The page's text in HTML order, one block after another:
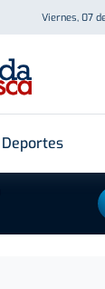
Viernes, 07
Deportes